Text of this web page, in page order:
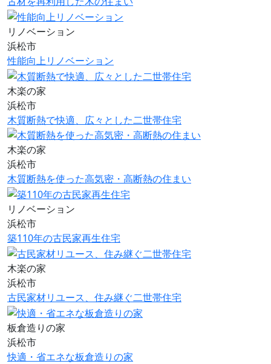
リノベーション
浜松市
性能向上リノベーション
木楽の家
浜松市
木質断熱で快適、広々とした二世帯住宅
木楽の家
浜松市
木質断熱を使った高気密・高断熱の住まい
リノベーション
浜松市
築110年の古民家再生住宅
木楽の家
浜松市
古民家材リユース、住み継ぐ二世帯住宅
板倉造りの家
浜松市
快適・省エネな板倉造りの家